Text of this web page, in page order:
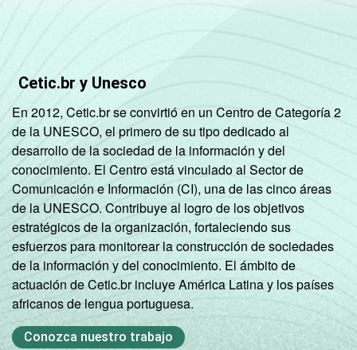
Cetic.br y Unesco
En 2012, Cetic.br se convirtió en un Centro de Categoría 2
de la UNESCO, el primero de su tipo dedicado al
desarrollo de la sociedad de la información y del
conocimiento. El Centro está vinculado al Sector de
Comunicación e Información (CI), una de las cinco áreas
de la UNESCO. Contribuye al logro de los objetivos
estratégicos de la organización, fortaleciendo sus
esfuerzos para monitorear la construcción de sociedades
de la información y del conocimiento. El ámbito de
actuación de Cetic.br incluye América Latina y los países
africanos de lengua portuguesa.
Conozca nuestro trabajo